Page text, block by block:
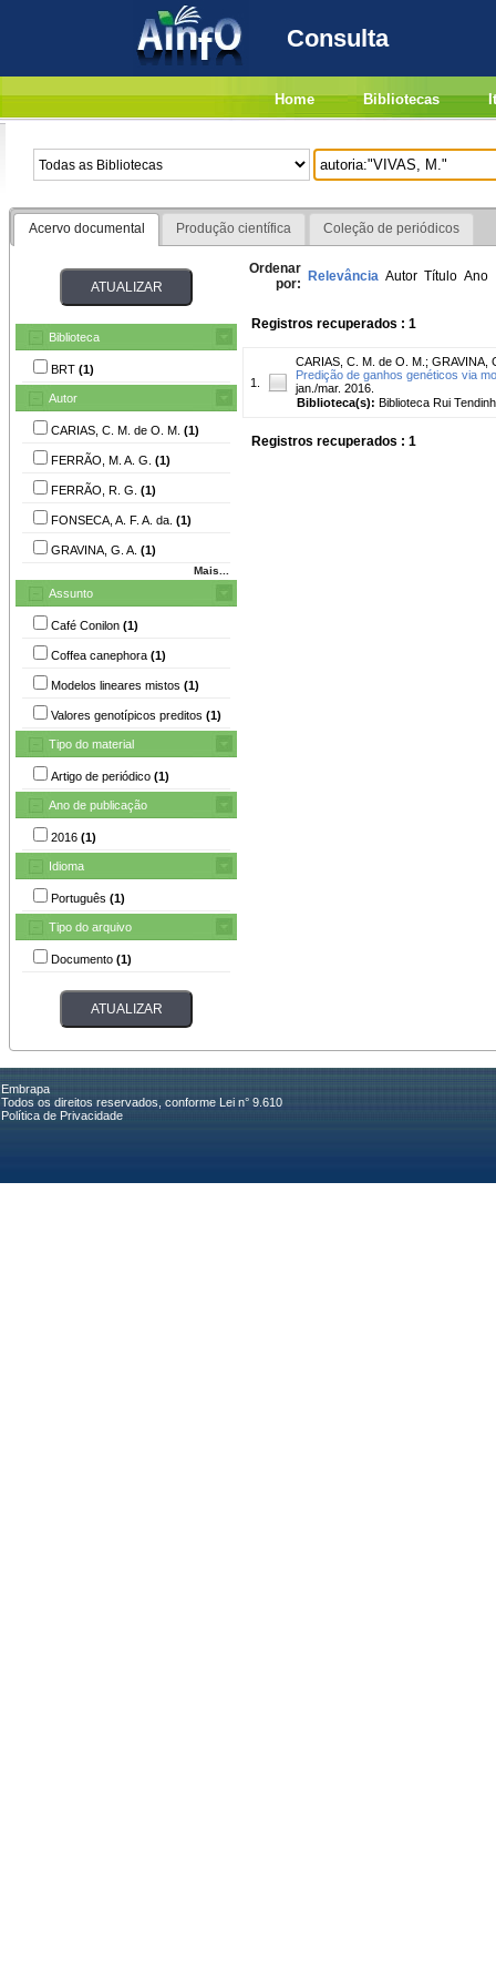
Consulta
Home Bibliotecas
Acervo documental Produção científica Coleção de periódicos
Biblioteca
BRT (1)
Autor
CARIAS, C. M. de O. M. (1)
FERRÃO, M. A. G. (1)
FERRÃO, R. G. (1)
FONSECA, A. F. A. da. (1)
GRAVINA, G. A. (1)
Mais...
Assunto
Café Conilon (1)
Coffea canephora (1)
Modelos lineares mistos (1)
Valores genotípicos preditos (1)
Tipo do material
Artigo de periódico (1)
Ano de publicação
2016 (1)
Idioma
Português (1)
Tipo do arquivo
Documento (1)
Ordenar
por: Relevância Autor Título Ano
Registros recuperados : 1
1.
CARIAS, C. M. de O. M. ; GRAVINA,
Predição de ganhos genéticos via
jan./mar. 2016.
Biblioteca(s): Biblioteca Rui
Registros recuperados : 1
Embrapa
Todos os direitos reservados, conforme Lei n° 9.610
Política de Privacidade